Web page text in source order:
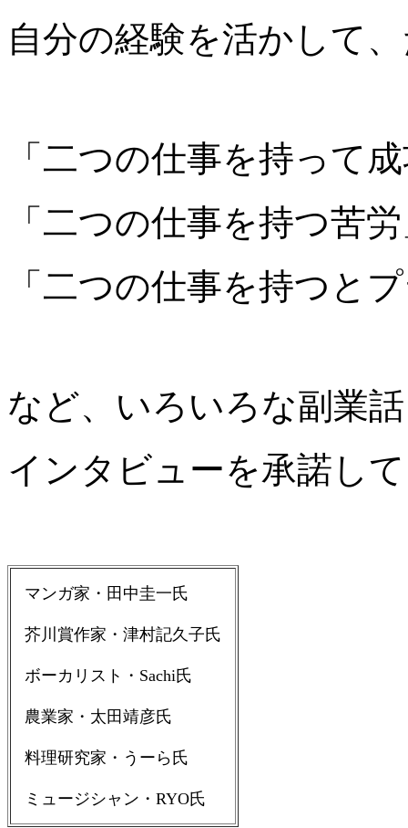
自分の経験を活かして
「二つの仕事を持って
「二つの仕事を持つ苦
「二つの仕事を持つと
など、いろいろな副業
インタビューを承諾し
マンガ家・田中圭一氏
芥川賞作家・津村記久子氏
ボーカリスト・Sachi氏
農業家・太田靖彦氏
料理研究家・うーら氏
ミュージシャン・RYO氏